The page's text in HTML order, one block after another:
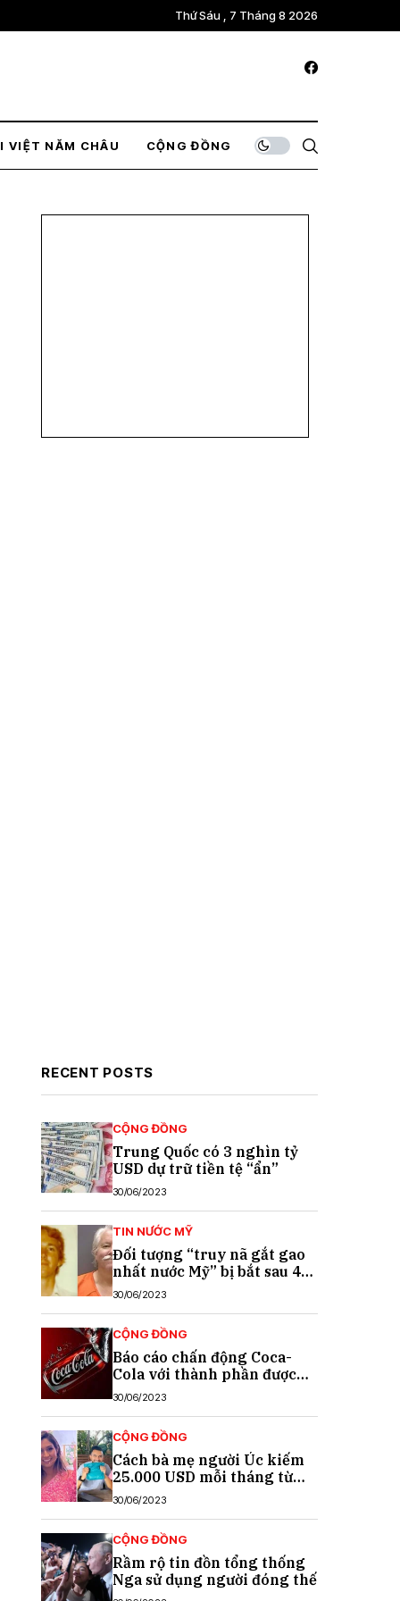
Thứ Sáu , 7 Tháng 8 2026
VIỆT NĂM CHÂU CỘNG ĐỒNG
RECENT POSTS
CỘNG ĐỒNG
Trung Quốc có 3 nghìn tỷ
USD dự trữ tiền tệ “ẩn”
30/06/2023
TIN NƯỚC MỸ
Đối tượng “truy nã gắt gao
nhất nước Mỹ” bị bắt sau 40
năm trốn chạy
30/06/2023
CỘNG ĐỒNG
Báo cáo chấn động Coca-
Cola với thành phần được
cho là chất gây ung thư
30/06/2023
CỘNG ĐỒNG
Cách bà mẹ người Úc kiếm
25.000 USD mỗi tháng từ
TikTok
30/06/2023
CỘNG ĐỒNG
Rầm rộ tin đồn tổng thống
Nga sử dụng người đóng thế